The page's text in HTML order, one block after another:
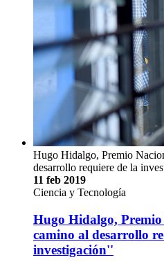
Hugo Hidalgo, Premio
desarrollo requiere de la
11 feb 2019
Ciencia y Tecnología
Hugo Hidalgo,
camino al desarrollo
investigación''